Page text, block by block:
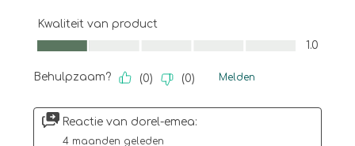
Kwaliteit van product
Kwaliteit van product, 1.0 van 5
1.0
Behulpzaam? (0) (0) Melden
Reactie van dorel-emea:
4 maanden geleden